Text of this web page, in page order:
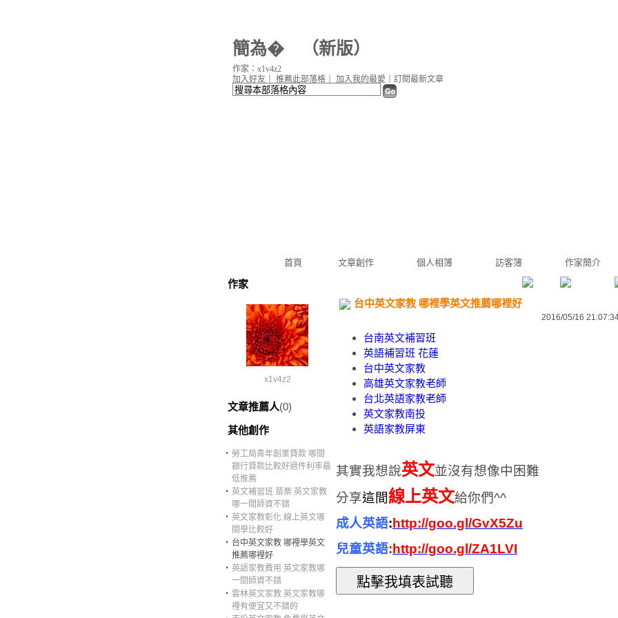
簡為� （新版）
首頁 文章創作 個人相簿 訪客簿 作家簡介
加入好友 推薦此部落格 加入我的最愛 訂閱最新文章
作家：x1v4z2
作家
x1v4z2
文章推薦人(0)
其他創作
‧ 勞工局青年創業貸款 哪間
銀行貸款比較好過件利率最
低推薦
‧ 英文補習班 苗栗 英文家教
哪一間師資不錯
‧ 英文家教彰化 線上英文哪
間學比較好
‧ 台中英文家教 哪裡學英文
推薦哪裡好
‧ 英語家教費用 英文家教哪
一間師資不錯
‧ 雲林英文家教 英文家教哪
裡有便宜又不錯的
台中英文家教 哪裡學英文推薦哪裡好
2016/05/16
台南英文補習班
英語補習班 花蓮
台中英文家教
高雄英文家教老師
台北英語家教老師
英文家教南投
英語家教屏東
其實我想說英文並沒有想像中困難
分享這間線上英文給你們^^
成人英語:http://goo.gl/GvX5Zu
兒童英語:http://goo.gl/ZA1LVI